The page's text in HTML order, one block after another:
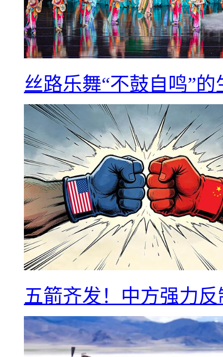
丝路乐舞“不鼓自鸣”
五箭齐发！中方强力